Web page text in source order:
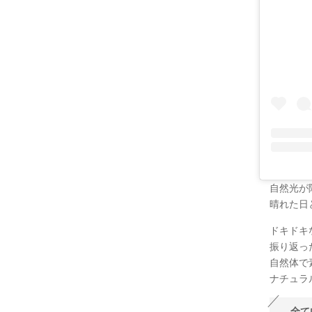
自然光
晴れた日
ドキド
振り返っ
自然体
ナチュラ